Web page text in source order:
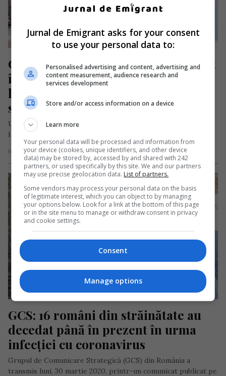
Germania: Șofer român de TIR mort
în urma infectării cu COVID. S-a
luptat cu boala timp de câteva
săptămâni
Un șofer român de TIR care tranzita districtul german
Herford și care s-a simțit rău în timpul unei pauze de…
Scris de Mihai Diaconu- miercuri, 21 aprilie 2021
GCS: 16 români din străinătate au
decedat până în prezent în urma
infecției cu coronavirus
Grupul de Comunicare Strategică (GCS) din România a
transmis luni, 30 martie 2020, printr-un comunicat publicat pe
Jurnal de Emigrant asks for your consent
to use your personal data to:
Personalised advertising and content, advertising and
content measurement, audience research and
services development
Store and/or access information on a device
Learn more
Your personal data will be processed and information from
your device (cookies, unique identifiers, and other device
data) may be stored by, accessed by and shared with 242
partners, or used specifically by this site. We and our partners
may use precise geolocation data. List of partners.
Some vendors may process your personal data on the basis
of legitimate interest, which you can object to by managing
your options below. Look for a link at the bottom of this page
or in the site menu to manage or withdraw consent in privacy
and cookie settings.
Consent
Manage options